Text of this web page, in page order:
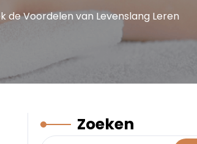
de Voordelen van Levenslang Leren
Zoeken